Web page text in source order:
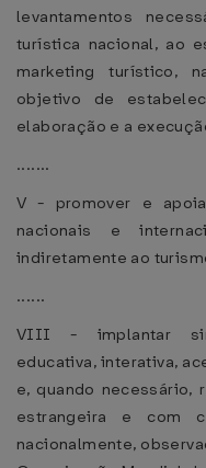
levantamentos
turística nacional, ao
marketing turístico,
objetivo de
elaboração e a
.......
V - promover e
nacionais e
indiretamente ao
......
VIII - implantar
educativa, interativa,
e, quando necessário,
estrangeira e com
nacionalmente,